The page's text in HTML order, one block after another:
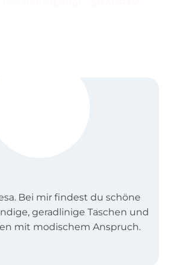
Bei mir findest du schöne
geradlinige Taschen und
mit modischem Anspruch.
sind mit vielen Fotos